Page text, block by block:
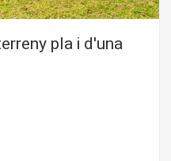
pla i d'una